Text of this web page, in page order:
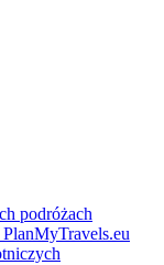
podróżach